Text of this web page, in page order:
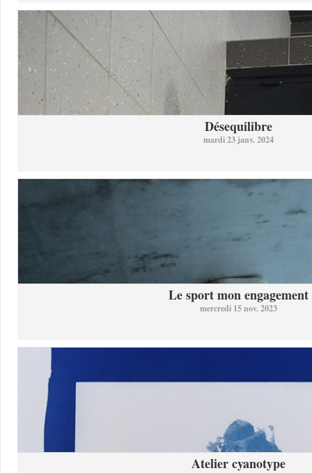
Désequilibre
mardi 23 janv. 2024
Le sport mon engagement
mercredi 15 nov. 2023
Atelier cyanotype